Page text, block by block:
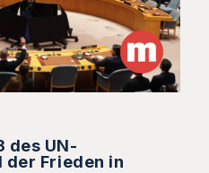
des UN-
Frieden in